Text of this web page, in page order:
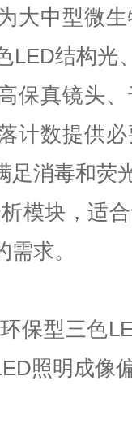
大中型微
LED结构光
保真镜头
计数提供
足消毒和荧
模块，适
求。
保型三色
照明成像